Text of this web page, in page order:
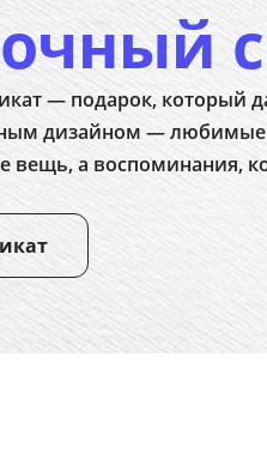
— подарок, который
дизайном — любимые
вещь, а воспоминания,